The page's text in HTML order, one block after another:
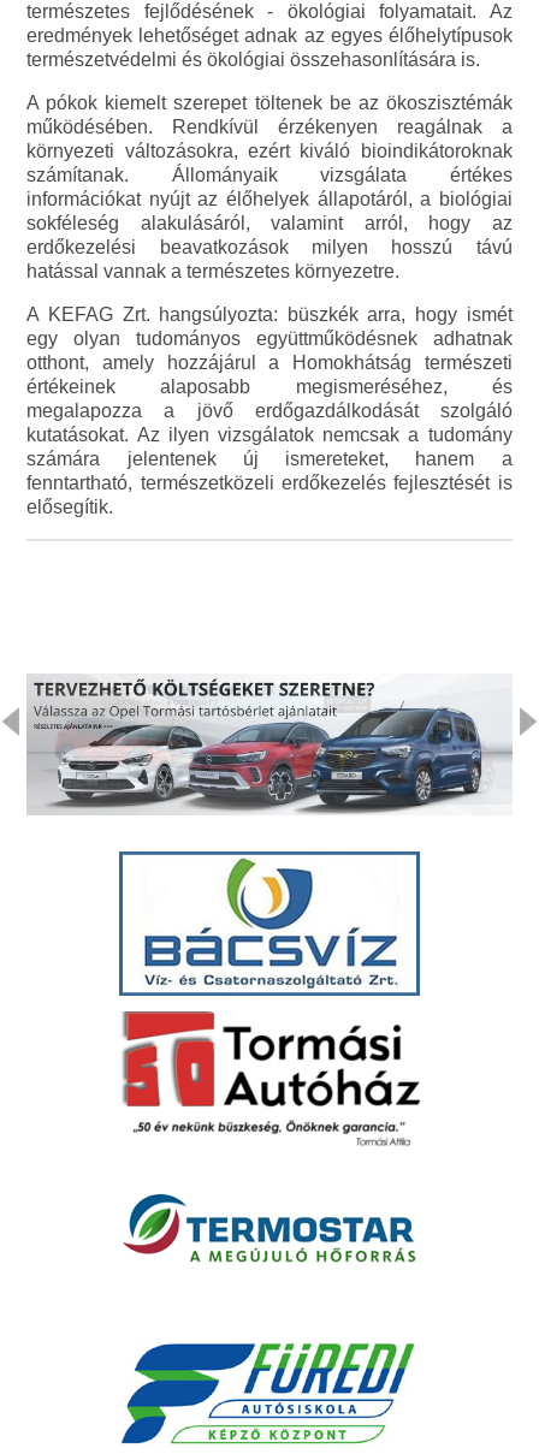
természetes fejlődésének - ökológiai folyamatait. Az
eredmények lehetőséget adnak az egyes élőhelytípusok
természetvédelmi és ökológiai összehasonlítására is.
A pókok kiemelt szerepet töltenek be az ökoszisztémák
működésében. Rendkívül érzékenyen reagálnak a
környezeti változásokra, ezért kiváló bioindikátoroknak
számítanak. Állományaik vizsgálata értékes
információkat nyújt az élőhelyek állapotáról, a biológiai
sokféleség alakulásáról, valamint arról, hogy az
erdőkezelési beavatkozások milyen hosszú távú
hatással vannak a természetes környezetre.
A KEFAG Zrt. hangsúlyozta: büszkék arra, hogy ismét
egy olyan tudományos együttműködésnek adhatnak
otthont, amely hozzájárul a Homokhátság természeti
értékeinek alaposabb megismeréséhez, és
megalapozza a jövő erdőgazdálkodását szolgáló
kutatásokat. Az ilyen vizsgálatok nemcsak a tudomány
számára jelentenek új ismereteket, hanem a
fenntartható, természetközeli erdőkezelés fejlesztését is
elősegítik.